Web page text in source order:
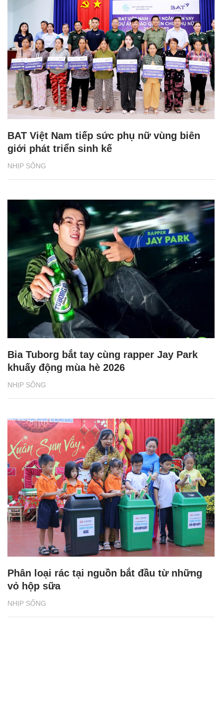
NHỊP SỐNG
BAT Việt Nam tiếp sức phụ nữ vùng biên
giới phát triển sinh kế
NHỊP SỐNG
Bia Tuborg bắt tay cùng rapper Jay Park
khuấy động mùa hè 2026
NHỊP SỐNG
Phân loại rác tại nguồn bắt đầu từ những
vỏ hộp sữa